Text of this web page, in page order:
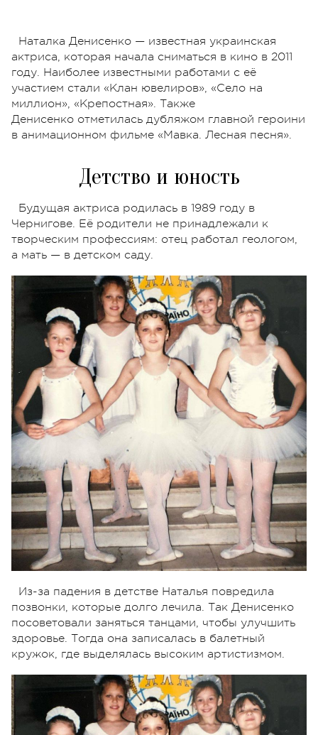
Наталка Денисенко — известная украинская
актриса, которая начала сниматься в кино в 2011
году. Наиболее известными работами с её
участием стали «Клан ювелиров», «Село на
миллион», «Крепостная». Также
Денисенко отметилась дубляжом главной героини
в анимационном фильме «Мавка. Лесная песня».
Детство и юность
Будущая актриса родилась в 1989 году в
Чернигове. Её родители не принадлежали к
творческим профессиям: отец работал геологом,
а мать — в детском саду.
Из-за падения в детстве Наталья повредила
позвонки, которые долго лечила. Так Денисенко
посоветовали заняться танцами, чтобы улучшить
здоровье. Тогда она записалась в балетный
кружок, где выделялась высоким артистизмом.